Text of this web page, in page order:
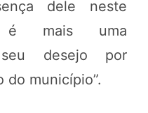
dele neste
é mais uma
desejo por
do município”.